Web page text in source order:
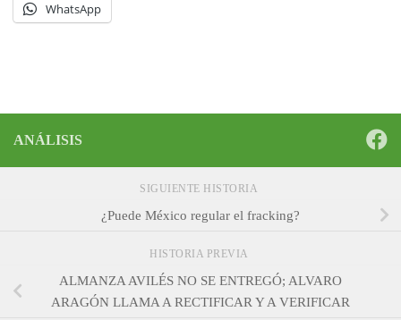
WhatsApp
ANÁLISIS
SIGUIENTE HISTORIA
¿Puede México regular el fracking?
HISTORIA PREVIA
ALMANZA AVILÉS NO SE ENTREGÓ; ALVARO
ARAGÓN LLAMA A RECTIFICAR Y A VERIFICAR